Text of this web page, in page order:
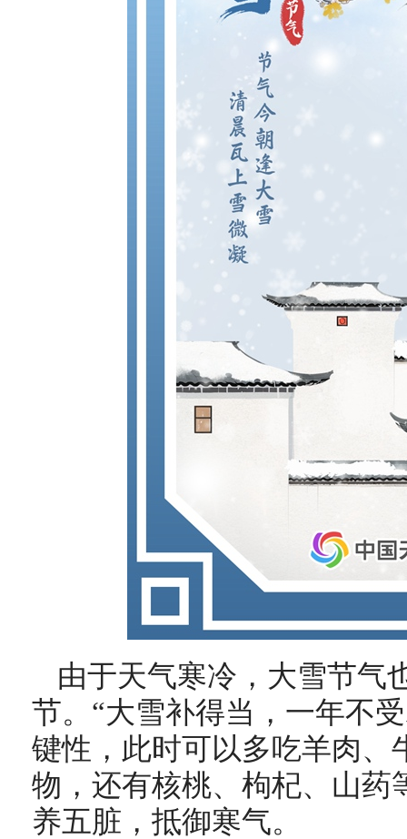
由于天气寒冷，大雪节气
节。“大雪补得当，一年不
键性，此时可以多吃羊肉、
物，还有核桃、枸杞、山药
养五脏，抵御寒气。